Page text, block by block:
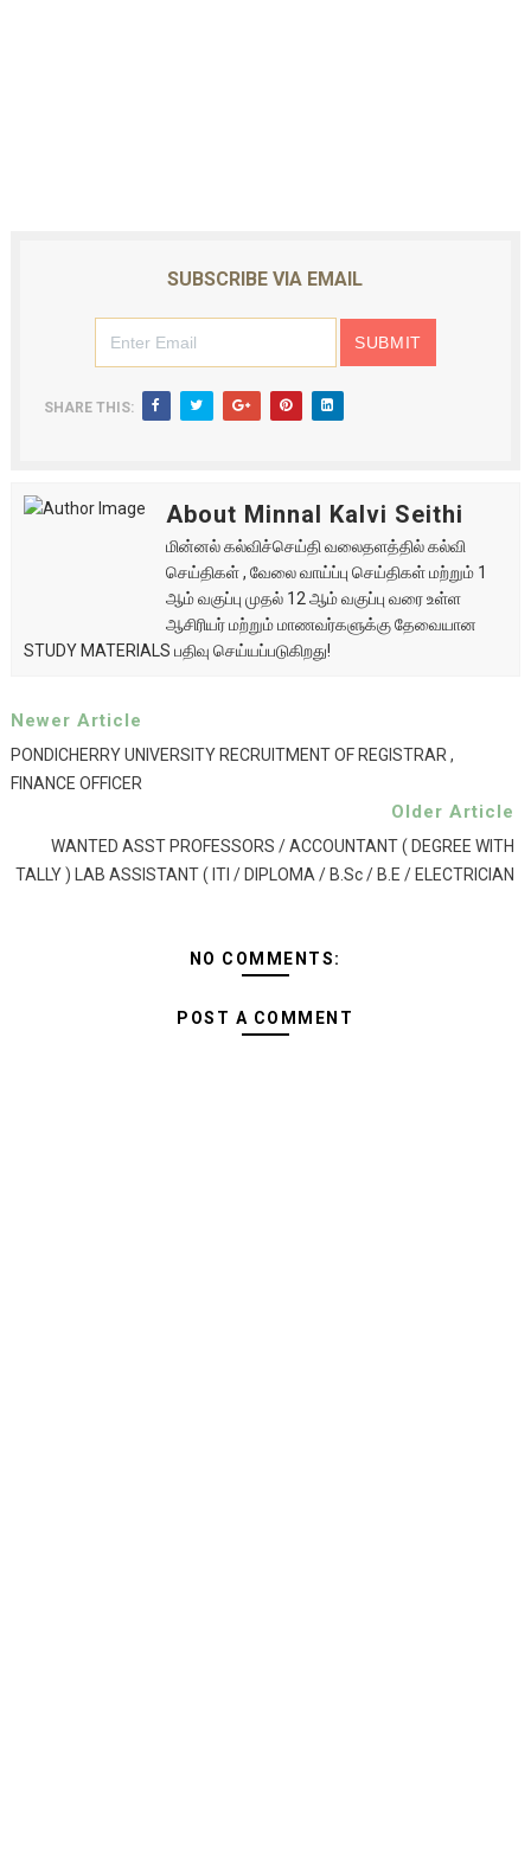
SUBSCRIBE VIA EMAIL
SHARE THIS:
About Minnal Kalvi Seithi
மின்னல் கல்விச்செய்தி வலைதளத்தில் கல்வி
செய்திகள் , வேலை வாய்ப்பு செய்திகள் மற்றும் 1
ஆம் வகுப்பு முதல் 12 ஆம் வகுப்பு வரை உள்ள
ஆசிரியர் மற்றும் மாணவர்களுக்கு தேவையான
STUDY MATERIALS பதிவு செய்யப்படுகிறது!
Newer Article
PONDICHERRY UNIVERSITY RECRUITMENT OF REGISTRAR ,
FINANCE OFFICER
Older Article
WANTED ASST PROFESSORS / ACCOUNTANT ( DEGREE WITH
TALLY ) LAB ASSISTANT ( ITI / DIPLOMA / B.Sc / B.E / ELECTRICIAN
NO COMMENTS:
POST A COMMENT